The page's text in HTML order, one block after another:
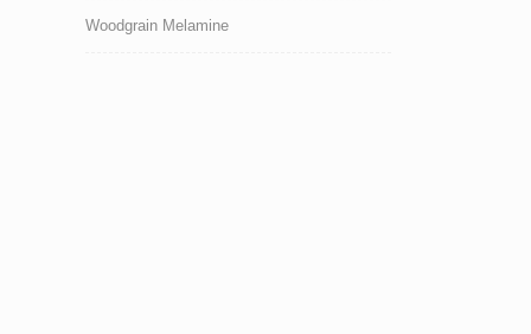
Woodgrain Melamine